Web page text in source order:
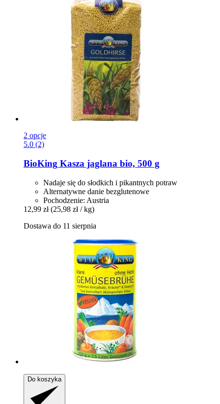
2 opcje
5.0 (2)
BioKing Kasza jaglana bio, 500 g
Nadaje się do słodkich i pikantnych potraw
Alternatywne danie bezglutenowe
Pochodzenie: Austria
12,99 zł (25,98 zł / kg)
Dostawa do 11 sierpnia
Do koszyka